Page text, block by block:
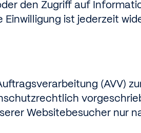
den Zugriff auf
Einwilligung ist jederzeit
(AVV)
Websitebesucher nur